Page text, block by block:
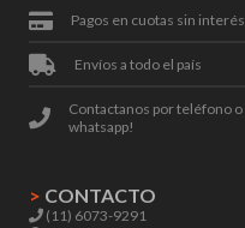
Pagos en cuotas sin interés
Envíos a todo el país
Contactanos por teléfono o
whatsapp!
> CONTACTO
(11) 6073-9291